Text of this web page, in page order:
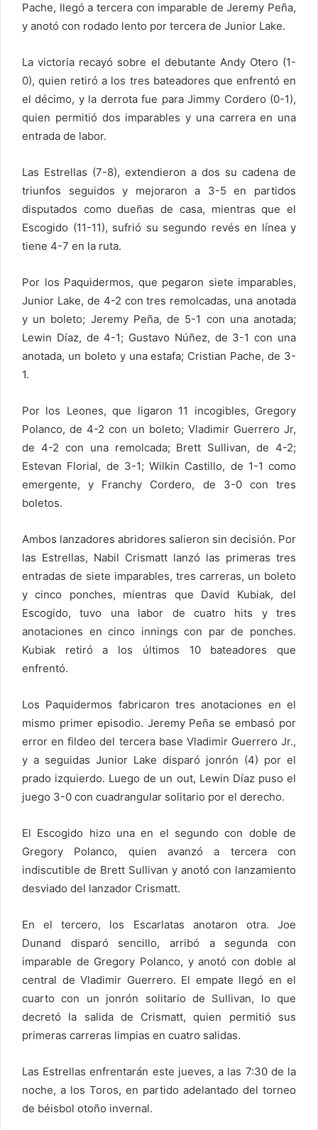
Pache, llegó a tercera con imparable de Jeremy Peña,
y anotó con rodado lento por tercera de Junior Lake.
La victoria recayó sobre el debutante Andy Otero (1-
0), quien retiró a los tres bateadores que enfrentó en
el décimo, y la derrota fue para Jimmy Cordero (0-1),
quien permitió dos imparables y una carrera en una
entrada de labor.
Las Estrellas (7-8), extendieron a dos su cadena de
triunfos seguidos y mejoraron a 3-5 en partidos
disputados como dueñas de casa, mientras que el
Escogido (11-11), sufrió su segundo revés en línea y
tiene 4-7 en la ruta.
Por los Paquidermos, que pegaron siete imparables,
Junior Lake, de 4-2 con tres remolcadas, una anotada
y un boleto; Jeremy Peña, de 5-1 con una anotada;
Lewin Díaz, de 4-1; Gustavo Núñez, de 3-1 con una
anotada, un boleto y una estafa; Cristian Pache, de 3-
1.
Por los Leones, que ligaron 11 incogibles, Gregory
Polanco, de 4-2 con un boleto; Vladimir Guerrero Jr,
de 4-2 con una remolcada; Brett Sullivan, de 4-2;
Estevan Florial, de 3-1; Wilkin Castillo, de 1-1 como
emergente, y Franchy Cordero, de 3-0 con tres
boletos.
Ambos lanzadores abridores salieron sin decisión. Por
las Estrellas, Nabil Crismatt lanzó las primeras tres
entradas de siete imparables, tres carreras, un boleto
y cinco ponches, mientras que David Kubiak, del
Escogido, tuvo una labor de cuatro hits y tres
anotaciones en cinco innings con par de ponches.
Kubiak retiró a los últimos 10 bateadores que
enfrentó.
Los Paquidermos fabricaron tres anotaciones en el
mismo primer episodio. Jeremy Peña se embasó por
error en fildeo del tercera base Vladimir Guerrero Jr.,
y a seguidas Junior Lake disparó jonrón (4) por el
prado izquierdo. Luego de un out, Lewin Díaz puso el
juego 3-0 con cuadrangular solitario por el derecho.
El Escogido hizo una en el segundo con doble de
Gregory Polanco, quien avanzó a tercera con
indiscutible de Brett Sullivan y anotó con lanzamiento
desviado del lanzador Crismatt.
En el tercero, los Escarlatas anotaron otra. Joe
Dunand disparó sencillo, arribó a segunda con
imparable de Gregory Polanco, y anotó con doble al
central de Vladimir Guerrero. El empate llegó en el
cuarto con un jonrón solitario de Sullivan, lo que
decretó la salida de Crismatt, quien permitió sus
primeras carreras limpias en cuatro salidas.
Las Estrellas enfrentarán este jueves, a las 7:30 de la
noche, a los Toros, en partido adelantado del torneo
de béisbol otoño invernal.